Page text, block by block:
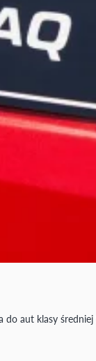
aut klasy